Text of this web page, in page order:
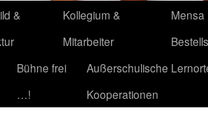
&
Kollegium &
Mitarbeiter
Mensa
Bühne frei
…!
Außerschulische
Kooperationen